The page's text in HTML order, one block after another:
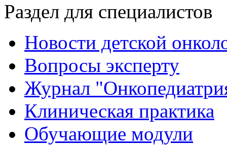
Раздел для специалистов
Новости детской
Вопросы эксперту
Журнал
Клиническая практика
Обучающие модули